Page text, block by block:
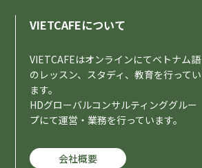
VIETCAFEについて
VIETCAFEはオンラインにてベトナム語
のレッスン、スタディ、教育を行ってい
ます。
HDグローバルコンサルティンググルー
プにて運営・業務を行っています。
会社概要